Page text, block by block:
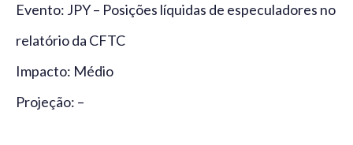
Evento: JPY – Posições líquidas de especuladores no
relatório da CFTC
Impacto: Médio
Projeção: –